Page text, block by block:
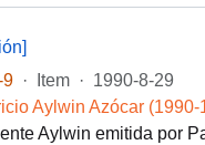
· Item · 1990-8-29
Aylwin Azócar (1990-
Aylwin emitida por